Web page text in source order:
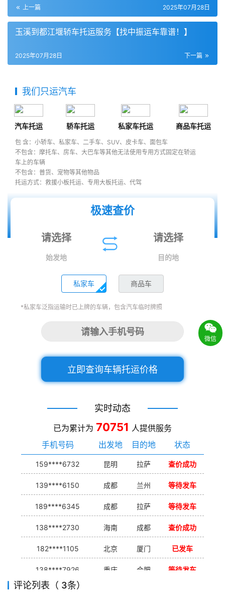
上一篇 2025年07月28日
玉溪到都江堰轿车托运服务【找中振运车靠谱！】
下一篇
2025年07月28日
我们只运汽车
汽车托运 轿车托运 私家车托运 商品车托运
包 含：小轿车、私家车、二手车、SUV、皮卡车、面包车
不包含：摩托车、房车、大巴车等其他无法使用专用方式固定在轿运
车上的车辆
不包含：普货、宠物等其他物品
托运方式：救援小板托运、专用大板托运、代驾
极速查价
始发地 目的地
私家车 商品车
*私家车泛指运输时已上牌的车辆，包含汽车临时牌照
立即查询车辆托运价格
实时动态
已为累计为 70751 人提供服务
手机号码
出发地 目的地 状态
159****6732 昆明 拉萨 查价成功
139****6150 成都 兰州 等待发车
189****6345 成都 拉萨 等待发车
138****2730 海南 成都 查价成功
182****1105 北京 厦门 已发车
138****7926 重庆 合肥 等待发车
139****9233
评论列表（ 3条）
微信